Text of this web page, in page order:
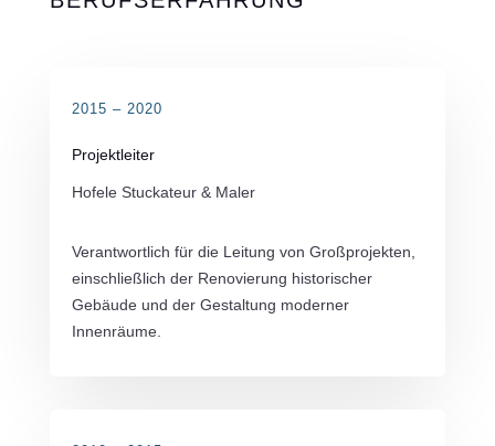
2015 – 2020
Projektleiter
Hofele Stuckateur & Maler
Verantwortlich für die Leitung von Großprojekten,
einschließlich der Renovierung historischer
Gebäude und der Gestaltung moderner
Innenräume.